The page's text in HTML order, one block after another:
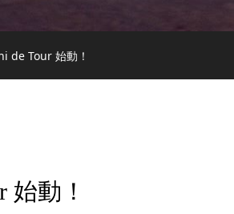
de Tour 始動！
始動！